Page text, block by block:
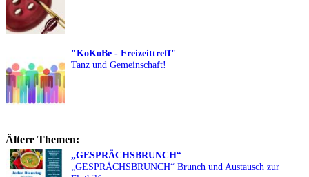
"KoKoBe - Freizeittreff"
Tanz und Gemeinschaft!
Ältere Themen:
„GESPRÄCHSBRUNCH“
„GESPRÄCHSBRUNCH“ Brunch und Austausch zur